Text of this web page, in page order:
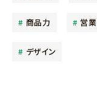
商品力 営
デザイン